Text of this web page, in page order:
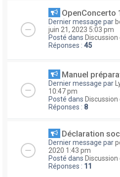
OpenConcerto
Dernier message par
juin 21, 2023 5:03 pm
Posté dans
Réponses : 45
Manuel
Dernier message par
10:47 pm
Posté dans
Réponses : 8
Déclaration
Dernier message par
2020 1:43 pm
Posté dans
Réponses : 11